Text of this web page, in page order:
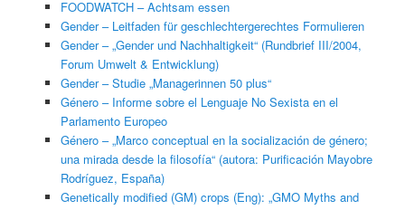
FOODWATCH – Achtsam essen
Gender – Leitfaden für geschlechtergerechtes Formulieren
Gender – „Gender und Nachhaltigkeit“ (Rundbrief III/2004,
Forum Umwelt & Entwicklung)
Gender – Studie „Managerinnen 50 plus“
Género – Informe sobre el Lenguaje No Sexista en el
Parlamento Europeo
Género – „Marco conceptual en la socialización de género;
una mirada desde la filosofía“ (autora: Purificación Mayobre
Rodríguez, España)
Genetically modified (GM) crops (Eng): „GMO Myths and